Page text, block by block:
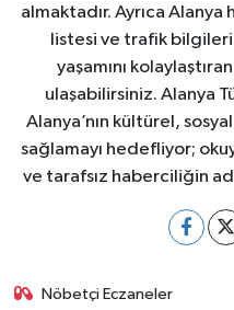
almaktadır. Ayrıca
listesi ve trafik
yaşamını
ulaşabilirsiniz. Alanya
Alanya’nın kültürel,
sağlamayı hedefliyor;
ve tarafsız haberciliğin
Nöbetçi Eczaneler